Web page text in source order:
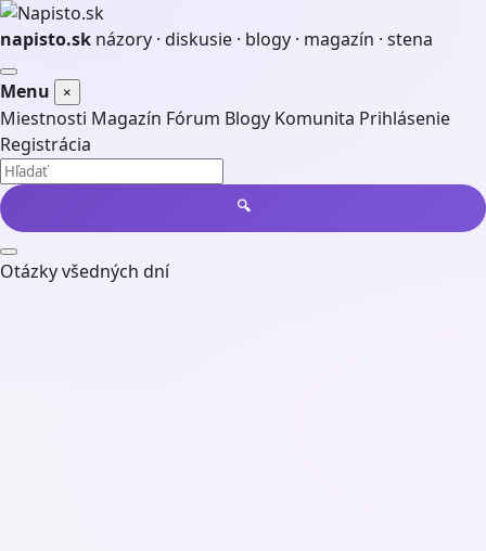
napisto.sk názory · diskusie · blogy · magazín · stena
Otvoriť
menu
Menu ×
Miestnosti Magazín Fórum Blogy Komunita Prihlásenie
Registrácia
Vyhľadať
🔍
Otázky všedných dní